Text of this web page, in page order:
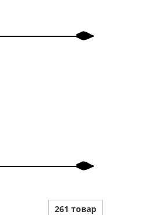
261 товар